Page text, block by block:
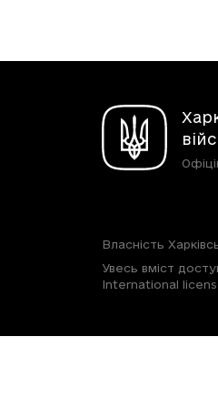
Власність
Увесь вміст
International